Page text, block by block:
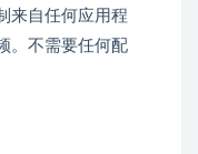
来自任何应用程
。不需要任何配